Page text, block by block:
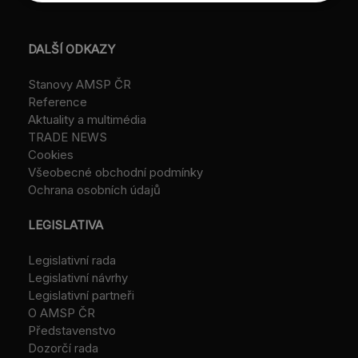
DALŠÍ ODKAZY
Stanovy AMSP ČR
Reference
Aktuality a multimédia
TRADE NEWS
Cookies
Všeobecné obchodní podmínky
Ochrana osobních údajů
LEGISLATIVA
Legislativní rada
Legislativní návrhy
Legislativní partneři
O AMSP ČR
Představenstvo
Dozorčí rada